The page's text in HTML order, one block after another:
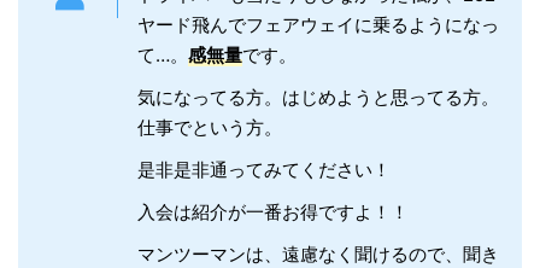
ヤード飛んでフェアウェイに乗るようになっ
て…。 感無量です。
気になってる方。はじめようと思ってる方。
仕事でという方。
是非是非通ってみてください！
入会は紹介が一番お得ですよ！！
マンツーマンは、遠慮なく聞けるので、聞き